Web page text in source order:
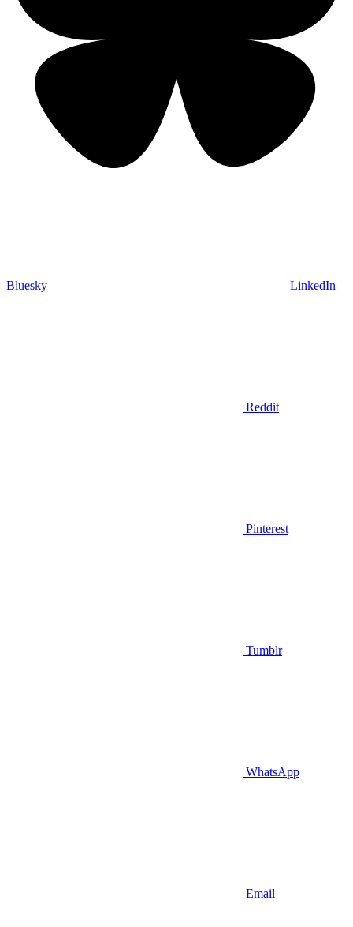
Bluesky LinkedIn
Reddit
Pinterest
Tumblr
WhatsApp
Email